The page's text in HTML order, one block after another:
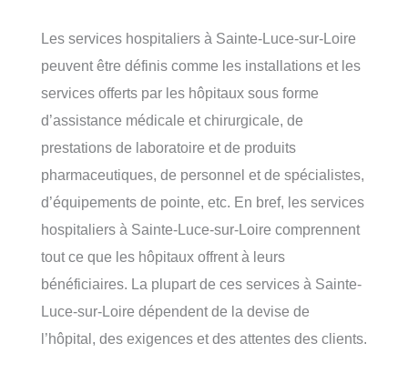
Les services hospitaliers à Sainte-Luce-sur-Loire
peuvent être définis comme les installations et les
services offerts par les hôpitaux sous forme
d’assistance médicale et chirurgicale, de
prestations de laboratoire et de produits
pharmaceutiques, de personnel et de spécialistes,
d’équipements de pointe, etc. En bref, les services
hospitaliers à Sainte-Luce-sur-Loire comprennent
tout ce que les hôpitaux offrent à leurs
bénéficiaires. La plupart de ces services à Sainte-
Luce-sur-Loire dépendent de la devise de
l’hôpital, des exigences et des attentes des clients.